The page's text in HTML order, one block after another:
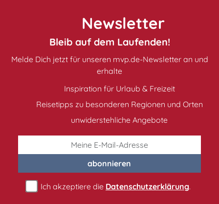
Newsletter
Bleib auf dem Laufenden!
Melde Dich jetzt für unseren mvp.de-Newsletter an und
erhalte
Inspiration für Urlaub & Freizeit
Reisetipps zu besonderen Regionen und Orten
unwiderstehliche Angebote
abonnieren
Ich akzeptiere die Datenschutzerklärung.